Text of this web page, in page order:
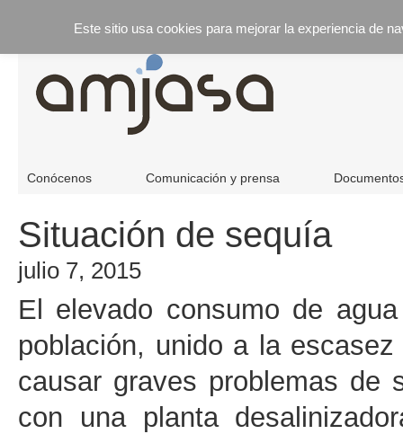
Conócenos Comunicación y prensa
Situación de sequía
julio 7, 2015
El elevado consumo de
población, unido a la
causar graves problemas de
con una planta
Este sitio usa cookies para mejorar la experiencia de